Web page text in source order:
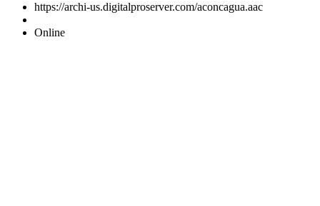
https://archi-us.digitalproserver.com/aconcagua.aac
Online